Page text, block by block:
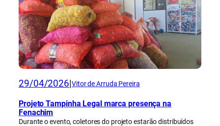
29/04/2026 Vitor de Arruda Pereira
Projeto Tampinha Legal marca presença na
Fenachim
Durante o evento, coletores do projeto estarão distribuídos